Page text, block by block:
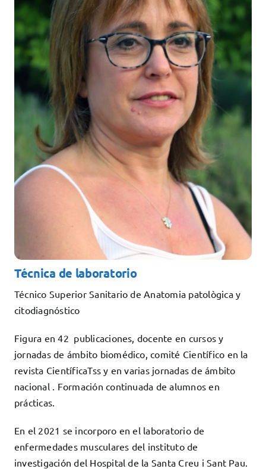
Docencia
Servicios
Cómo colaborar
Técnica de laboratorio
Técnico Superior Sanitario de Anatomia patològica y
citodiagnóstico
Figura en 42 publicaciones, docente en cursos y
jornadas de ámbito biomédico, comité Científico en la
revista CientíficaTss y en varias jornadas de ámbito
nacional . Formación continuada de alumnos en
prácticas.
En el 2021 se incorporo en el laboratorio de
enfermedades musculares del instituto de
investigación del Hospital de la Santa Creu i Sant Pau.